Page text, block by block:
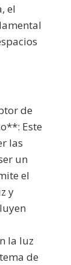
el
de
Este
las
un
el
y
la luz
de